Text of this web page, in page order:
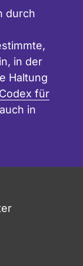
zu
durch
in der
Haltung
Codex für
in